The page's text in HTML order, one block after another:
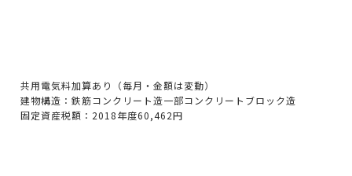
共用電気料加算あり（毎月・金額は変動）
建物構造：鉄筋コンクリート造一部コンクリートブロック造
固定資産税額：2018年度60,462円